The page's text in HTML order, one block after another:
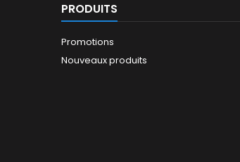
PRODUITS
Promotions
Nouveaux produits